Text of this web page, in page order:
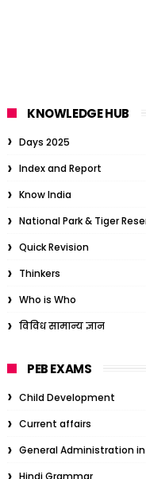
KNOWLEDGE HUB
Days 2025
Index and Report
Know India
National Park & Tiger
Quick Revision
Thinkers
Who is Who
विविध सामान्य ज्ञान
PEB EXAMS
Child Development
Current affairs
General Administration in
Hindi Grammar